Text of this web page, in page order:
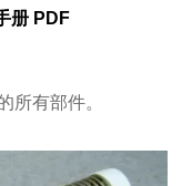
册 PDF
所有部件。